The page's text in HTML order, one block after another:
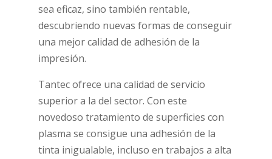
sea eficaz, sino también rentable,
descubriendo nuevas formas de conseguir
una mejor calidad de adhesión de la
impresión.
Tantec ofrece una calidad de servicio
superior a la del sector. Con este
novedoso tratamiento de superficies con
plasma se consigue una adhesión de la
tinta inigualable, incluso en trabajos a alta